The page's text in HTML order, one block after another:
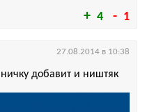
4 1
добавит и ништяк
27.08.2014 в 10:38